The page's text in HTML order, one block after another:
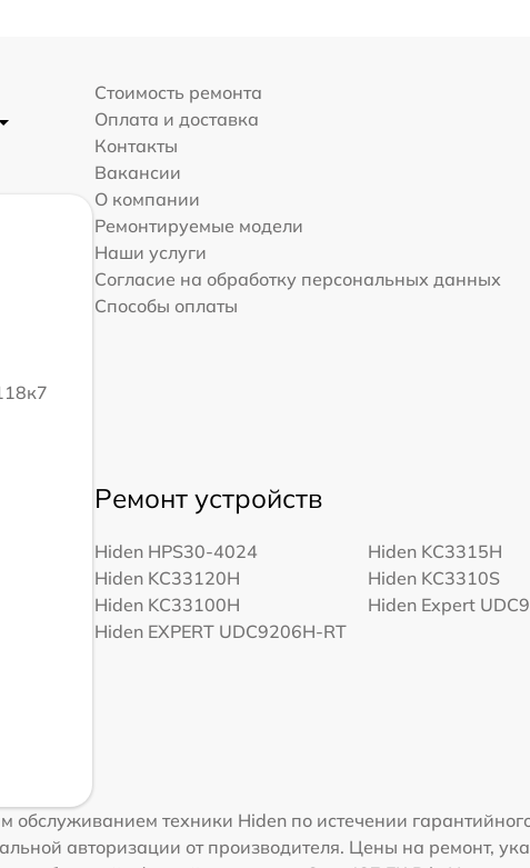
Стоимость ремонта
Оплата и доставка
Контакты
Вакансии
О компании
Ремонтируемые модели
Наши услуги
Согласие на обработку персональных данных
Способы оплаты
Ремонт устройств
Hiden HPS30-4024 Hiden KC3315H
Hiden KC33120H
Hiden KC3310S
Hiden KC33100H
Hiden Expert
Hiden EXPERT UDC9206H-RT
обслуживанием техники Hiden по истечении
авторизации от производителя. Цены на ремонт,